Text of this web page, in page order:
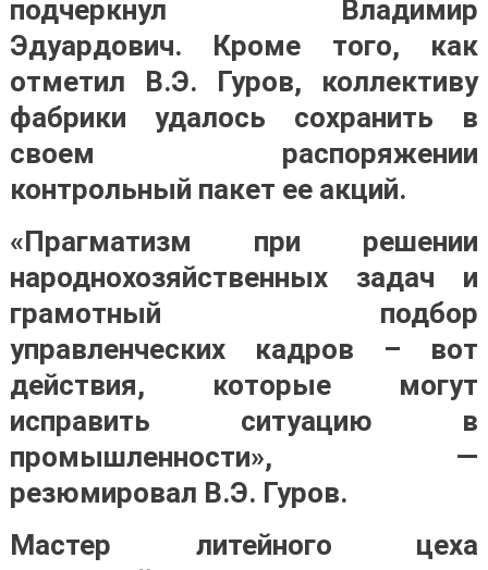
подчеркнул Владимир
Эдуардович. Кроме того, как
отметил В.Э. Гуров, коллективу
фабрики удалось сохранить в
своем распоряжении
контрольный пакет ее акций.
«Прагматизм при решении
народнохозяйственных задач и
грамотный подбор
управленческих кадров – вот
действия, которые могут
исправить ситуацию в
промышленности», —
резюмировал В.Э. Гуров.
Мастер литейного цеха